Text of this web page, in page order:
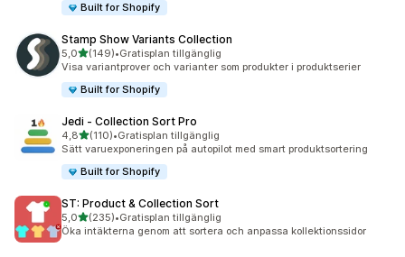
Built for Shopify
Stamp Show Variants Collection
5,0av 5 stjärnor
(149)
149 recensioner totalt
•Gratisplan tillgänglig
Visa variantprover och varianter som produkter i produktserier
Built for Shopify
Jedi ‑ Collection Sort Pro
4,8av 5 stjärnor
(110)
110 recensioner totalt
•Gratisplan tillgänglig
Sätt varuexponeringen på autopilot med smart produktsortering
Built for Shopify
ST: Product & Collection Sort
5,0av 5 stjärnor
(235)
235 recensioner totalt
•Gratisplan tillgänglig
Öka intäkterna genom att sortera och anpassa kollektionssidor